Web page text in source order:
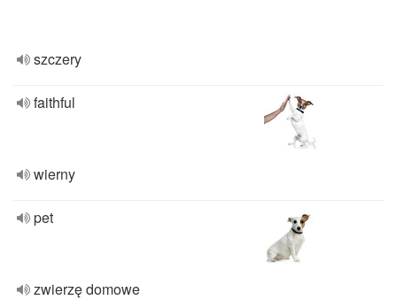
szczery
faithful
wierny
pet
zwierzę domowe